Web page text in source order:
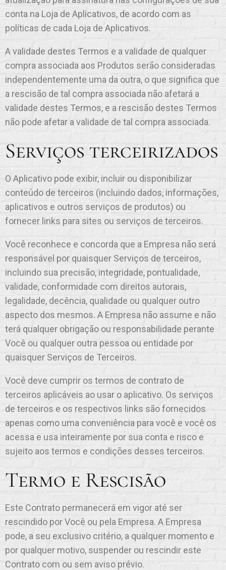
conta na Loja de Aplicativos, de acordo com as
políticas de cada Loja de Aplicativos.
A validade destes Termos e a validade de qualquer
compra associada aos Produtos serão consideradas
independentemente uma da outra, o que significa que
a rescisão de tal compra associada não afetará a
validade destes Termos, e a rescisão destes Termos
não pode afetar a validade de tal compra associada.
Serviços terceirizados
O Aplicativo pode exibir, incluir ou disponibilizar
conteúdo de terceiros (incluindo dados, informações,
aplicativos e outros serviços de produtos) ou
fornecer links para sites ou serviços de terceiros.
Você reconhece e concorda que a Empresa não será
responsável por quaisquer Serviços de terceiros,
incluindo sua precisão, integridade, pontualidade,
validade, conformidade com direitos autorais,
legalidade, decência, qualidade ou qualquer outro
aspecto dos mesmos. A Empresa não assume e não
terá qualquer obrigação ou responsabilidade perante
Você ou qualquer outra pessoa ou entidade por
quaisquer Serviços de Terceiros.
Você deve cumprir os termos de contrato de
terceiros aplicáveis ao usar o aplicativo. Os serviços
de terceiros e os respectivos links são fornecidos
apenas como uma conveniência para você e você os
acessa e usa inteiramente por sua conta e risco e
sujeito aos termos e condições desses terceiros.
Termo e Rescisão
Este Contrato permanecerá em vigor até ser
rescindido por Você ou pela Empresa. A Empresa
pode, a seu exclusivo critério, a qualquer momento e
por qualquer motivo, suspender ou rescindir este
Contrato com ou sem aviso prévio.